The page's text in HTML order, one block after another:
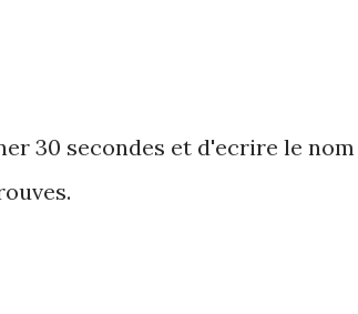
30 secondes et d'ecrire le nom